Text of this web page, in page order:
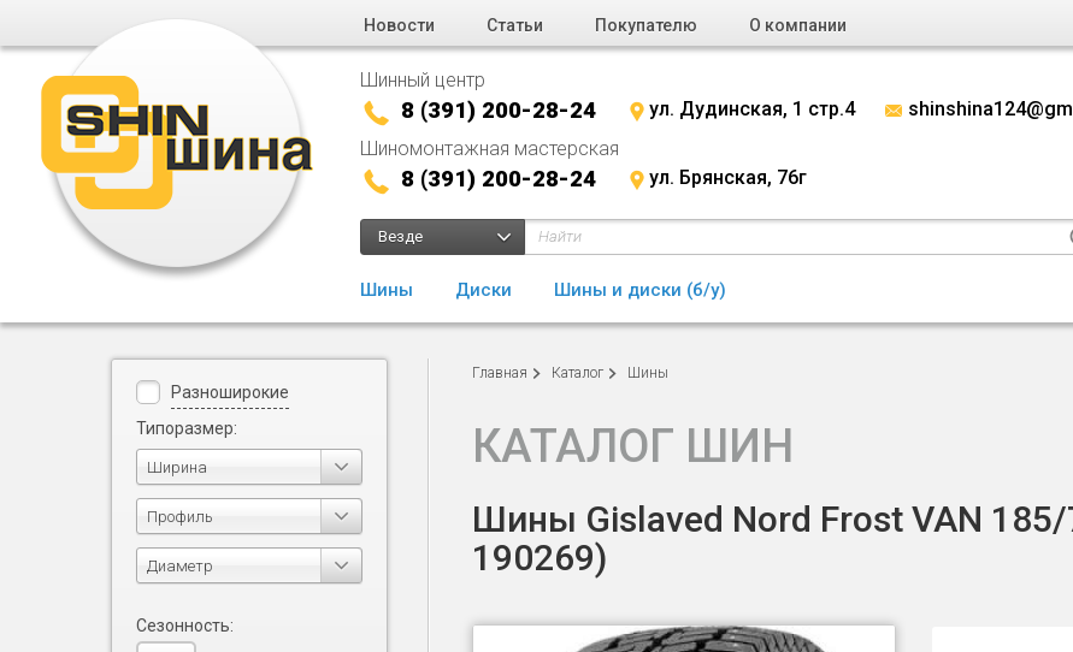
Новости Статьи Покупателю О компании
Шинный центр
8 (391) 200-28-24 ул. Дудинская, 1 стр.4
Шиномонтажная мастерская
8 (391) 200-28-24 ул. Брянская, 76г
Везде
Шины Диски Шины и диски (б/у)
Главная Каталог Шины
КАТАЛОГ ШИН
Шины Gislaved Nord Frost VAN 185/
190269)
Разноширокие
Типоразмер:
Ширина
Профиль
Диаметр
Сезонность: